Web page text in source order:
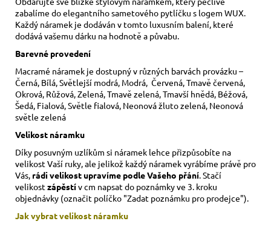
zabalíme do elegantního sametového pytlíčku s logem WUX.
Každý náramek je dodáván v tomto luxusním balení, které
dodává vašemu dárku na hodnotě a půvabu.
Barevné provedení
Macramé náramek je dostupný v různých barvách provázku –
Černá, Bílá, Světlejší modrá, Modrá, Červená, Tmavě červená,
Okrová, Růžová, Zelená, Tmavě zelená, Tmavší hnědá, Béžová,
Šedá, Fialová, Světle fialová, Neonová žluto zelená, Neonová
světle zelená
Velikost náramku
Díky posuvným uzlíkům si náramek lehce přizpůsobíte na
velikost Vaší ruky, ale jelikož každý náramek vyrábíme právě pro
Vás, rádi velikost upravíme podle Vašeho přání . Stačí
velikostzápěstív cm napsat do poznámky ve 3. kroku
objednávky (označit políčko "Zadat poznámku pro prodejce").
Jak vybrat velikost náramku